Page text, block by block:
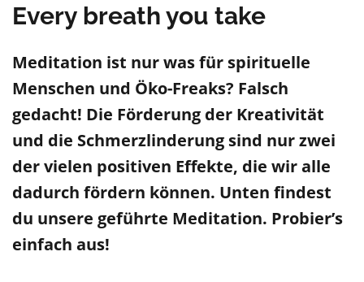
Every breath you take
Meditation ist nur was für spirituelle
Menschen und Öko-Freaks? Falsch
gedacht! Die Förderung der Kreativität
und die Schmerzlinderung sind nur zwei
der vielen positiven Effekte, die wir alle
dadurch fördern können. Unten findest
du unsere geführte Meditation. Probier’s
einfach aus!